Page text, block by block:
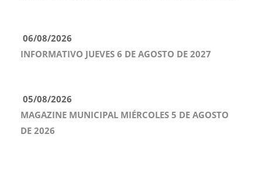
06/08/2026
INFORMATIVO JUEVES 6 DE AGOSTO DE 2027
05/08/2026
MAGAZINE MUNICIPAL MIÉRCOLES 5 DE AGOSTO
DE 2026